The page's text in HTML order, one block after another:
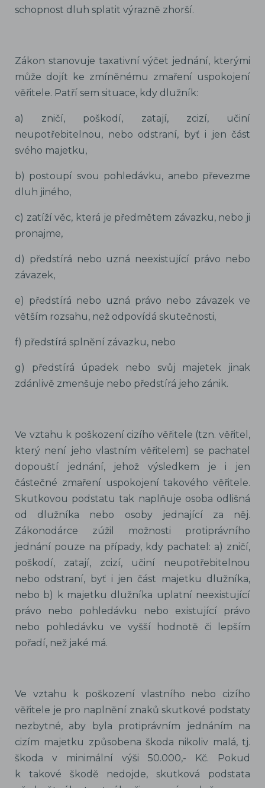
schopnost dluh splatit výrazně zhorší.
Zákon stanovuje taxativní výčet jednání, kterými
může dojít ke zmíněnému zmaření uspokojení
věřitele. Patří sem situace, kdy dlužník:
a) zničí, poškodí, zatají, zcizí, učiní
neupotřebitelnou, nebo odstraní, byť i jen část
svého majetku,
b) postoupí svou pohledávku, anebo převezme
dluh jiného,
c) zatíží věc, která je předmětem závazku, nebo ji
pronajme,
d) předstírá nebo uzná neexistující právo nebo
závazek,
e) předstírá nebo uzná právo nebo závazek ve
větším rozsahu, než odpovídá skutečnosti,
f) předstírá splnění závazku, nebo
g) předstírá úpadek nebo svůj majetek jinak
zdánlivě zmenšuje nebo předstírá jeho zánik.
Ve vztahu k poškození cizího věřitele (tzn. věřitel,
který není jeho vlastním věřitelem) se pachatel
dopouští jednání, jehož výsledkem je i jen
částečné zmaření uspokojení takového věřitele.
Skutkovou podstatu tak naplňuje osoba odlišná
od dlužníka nebo osoby jednající za něj.
Zákonodárce zúžil možnosti protiprávního
jednání pouze na případy, kdy pachatel: a) zničí,
poškodí, zatají, zcizí, učiní neupotřebitelnou
nebo odstraní, byť i jen část majetku dlužníka,
nebo b) k majetku dlužníka uplatní neexistující
právo nebo pohledávku nebo existující právo
nebo pohledávku ve vyšší hodnotě či lepším
pořadí, než jaké má.
Ve vztahu k poškození vlastního nebo cizího
věřitele je pro naplnění znaků skutkové podstaty
nezbytné, aby byla protiprávním jednáním na
cizím majetku způsobena škoda nikoliv malá, tj.
škoda v minimální výši 50.000,- Kč. Pokud
k takové škodě nedojde, skutková podstata